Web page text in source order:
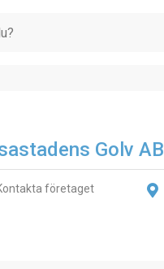
Golv AB
företaget